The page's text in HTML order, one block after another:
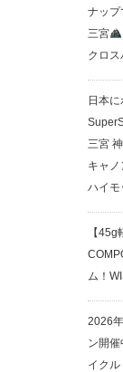
ナップ
三宮
クロス
日本
三宮
キャ
ハイモ
【
ム！
2026
ン開催
イクル